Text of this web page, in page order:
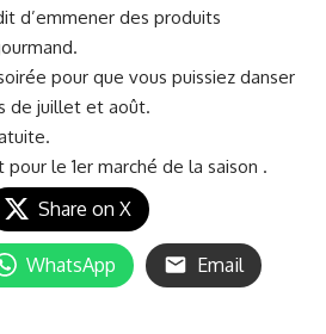
d’emmener des produits
pour que vous puissiez danser
de juillet et août.
le 1er marché de la saison .
Share on X
WhatsApp Email